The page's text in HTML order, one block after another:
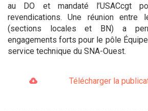
au DO et mandaté l’USACcgt
revendications. Une réunion entre
(sections locales et BN) a
engagements forts pour le pôle
service technique du SNA-Ouest.
Télécharger la